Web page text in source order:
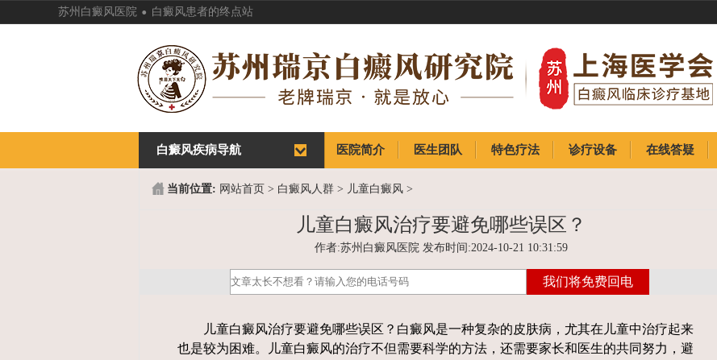
苏州白癜风医院 . 白癜风患者的终点站
首页
医院简介
医院简介
医生团队 特色疗法 诊疗设备 在线答疑
白癜风疾病导航
当前位置: 网站首页 > 白癜风人群 > 儿童白癜风 >
儿童白癜风治疗要避免哪些误区？
作者:苏州白癜风医院 发布时间:2024-10-21 10:31:59
儿童白癜风治疗要避免哪些误区？白癜风是一种复杂的皮肤病，尤其在儿童中治疗起来
也是较为困难。儿童白癜风的治疗不但需要科学的方法，还需要家长和医生的共同努力，避